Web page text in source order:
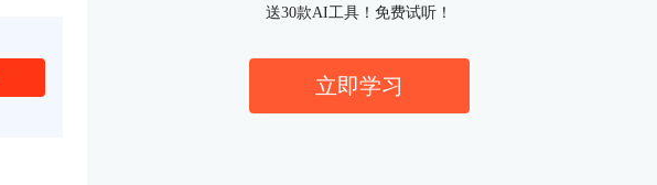
送30款AI工具！免费试听！
立即学习